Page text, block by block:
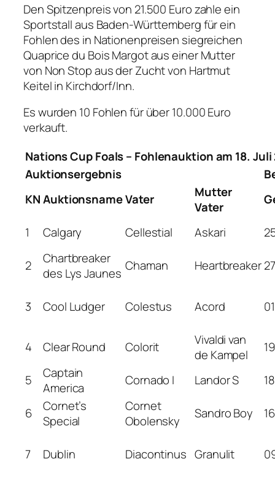
Den Spitzenpreis von 21.500 Euro zahle ein
Sportstall aus Baden-Württemberg für ein
Fohlen des in Nationenpreisen siegreichen
Quaprice du Bois Margot aus einer Mutter
von Non Stop aus der Zucht von Hartmut
Keitel in Kirchdorf/Inn.
Es wurden 10 Fohlen für über 10.000 Euro
verkauft.
Nations Cup Foals – Fohlenauktion am 18.
Auktionsergebnis
KNAuktionsnameVater
Mutter
Vater
1 Calgary Cellestial Askari
2
Chartbreaker
des Lys Jaunes Chaman Heartbreaker
3 Cool Ludger Colestus Acord
4 Clear Round Colorit
Vivaldi van
de Kampel
5
Captain
America
Cornado I Landor S
6
Cornet’s
Special
Cornet
Obolensky
Sandro Boy
7 Dublin Diacontinus Granulit